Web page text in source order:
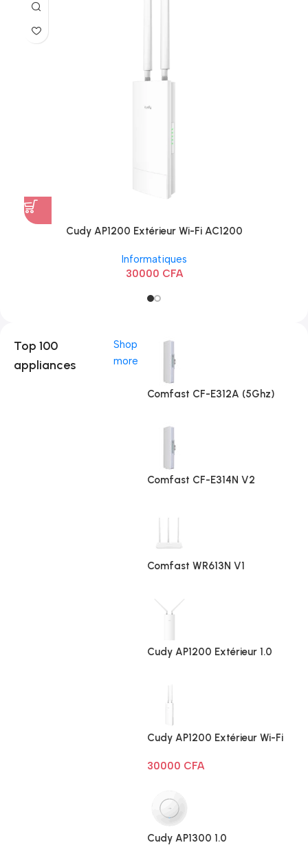
Cudy AP1200 Extérieur Wi-Fi AC1200
Informatiques
30000 CFA
Top 100
appliances
Shop
more
Comfast CF-E312A (5Ghz)
Comfast CF-E314N V2
Comfast WR613N V1
Cudy AP1200 Extérieur 1.0
Cudy AP1200 Extérieur Wi-Fi
30000 CFA
Cudy AP1300 1.0